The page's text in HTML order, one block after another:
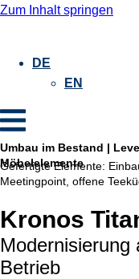
Zum Inhalt springen
DE
EN
Umbau im Bestand |
Möbelelemente
Gefertigte Elemente:
Meetingpoint, offene
Kronos
Modernisierung
Betrieb